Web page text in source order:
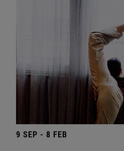
9 SEP - 8 FEB